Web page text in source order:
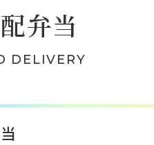
配弁当
DELIVERY